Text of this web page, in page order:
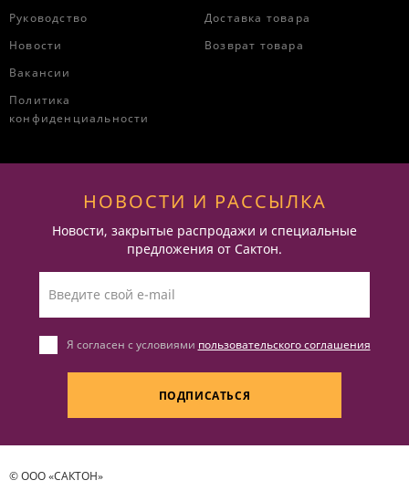
Руководство
Новости
Вакансии
Политика
конфиденциальности
Доставка товара
Возврат товара
НОВОСТИ И РАССЫЛКА
Новости, закрытые распродажи и специальные
предложения от Сактон.
Я согласен с условиями пользовательского соглашения
ПОДПИСАТЬСЯ
© ООО «САКТОН»